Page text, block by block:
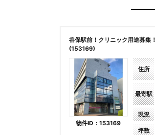
谷保駅前！クリニック用途募集
(153169)
物件ID：153169
住所
最寄駅
現況
坪数